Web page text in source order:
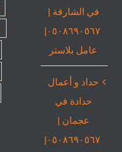
في الشارقة |
٠٥٠٨٦٩٠٥٦٧|
عامل بلاستر
حداد و أعمال
حدادة في
عجمان |
٠٥٠٨٦٩٠٥٦٧|